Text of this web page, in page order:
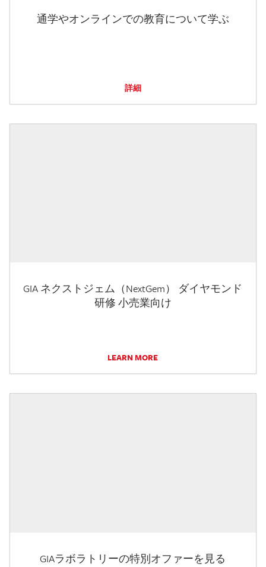
通学やオンラインでの教育について学ぶ
詳細
GIA ネクストジェム（NextGem） ダイヤモンド
研修 小売業向け
LEARN MORE
GIAラボラトリーの特別オファーを見る